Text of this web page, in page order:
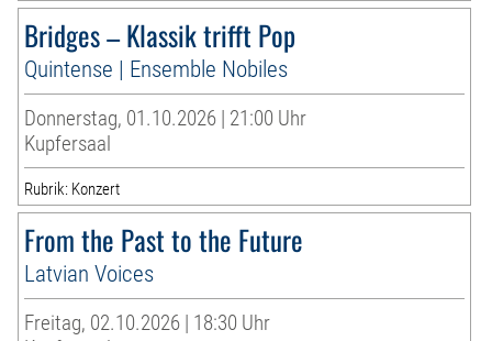
Bridges – Klassik trifft Pop
Quintense | Ensemble Nobiles
Donnerstag, 01.10.2026 | 21:00 Uhr
Kupfersaal
Rubrik: Konzert
From the Past to the Future
Latvian Voices
Freitag, 02.10.2026 | 18:30 Uhr